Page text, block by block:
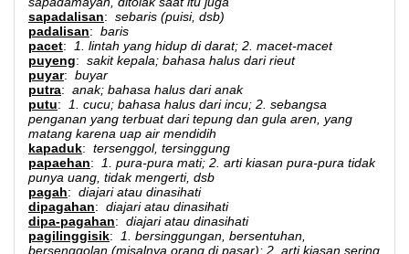
sapadalisan: sebaris (puisi, dsb)
padalisan: baris
pacet:
1. lintah yang hidup di darat; 2. macet-macet
puyeng: sakit kepala; bahasa halus dari rieut
puyar: buyar
putra: anak; bahasa halus dari anak
putu:
1. cucu; bahasa halus dari incu; 2. sebangsa
penganan yang terbuat dari tepung dan gula aren, yang
matang karena uap air mendidih
kapaduk: tersenggol, tersinggung
papaehan:
1. pura-pura mati; 2. arti kiasan pura-pura tidak
punya uang, tidak mengerti, dsb
pagah: diajari atau dinasihati
dipagahan: diajari atau dinasihati
dipa-pagahan: diajari atau dinasihati
pagilinggisik:
1. bersinggungan, bersentuhan,
bersenggolan (misalnya orang di pasar); 2. arti kiasan sering